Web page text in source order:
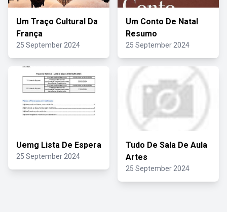
Um Traço Cultural Da
França
25 September 2024
Um Conto De Natal
Resumo
25 September 2024
Uemg Lista De Espera
25 September 2024
Tudo De Sala De Aula
Artes
25 September 2024